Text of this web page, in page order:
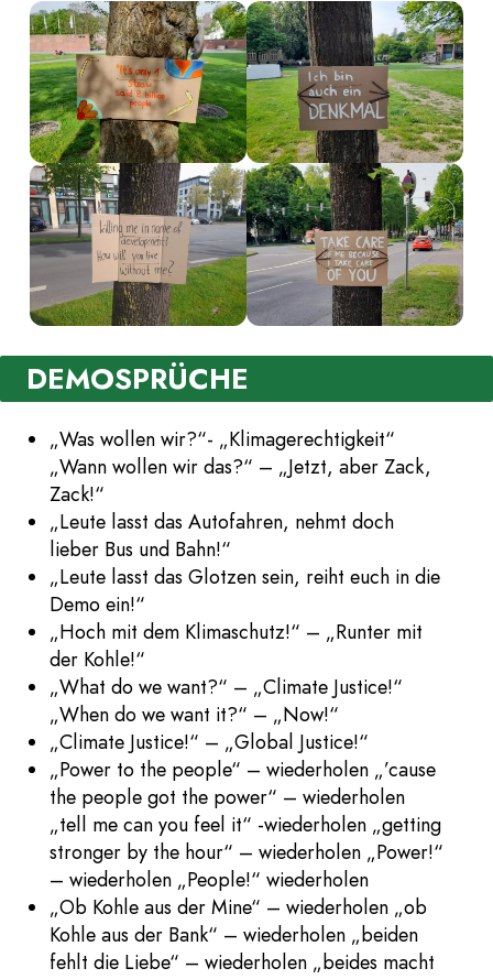
DEMOSPRÜCHE
„Was wollen wir?“- „Klimagerechtigkeit“
„Wann wollen wir das?“ – „Jetzt, aber Zack,
Zack!“
„Leute lasst das Autofahren, nehmt doch
lieber Bus und Bahn!“
„Leute lasst das Glotzen sein, reiht euch in die
Demo ein!“
„Hoch mit dem Klimaschutz!“ – „Runter mit
der Kohle!“
„What do we want?“ – „Climate Justice!“
„When do we want it?“ – „Now!“
„Climate Justice!“ – „Global Justice!“
„Power to the people“ – wiederholen „’cause
the people got the power“ – wiederholen
„tell me can you feel it“ -wiederholen „getting
stronger by the hour“ – wiederholen „Power!“
– wiederholen „People!“ wiederholen
„Ob Kohle aus der Mine“ – wiederholen „ob
Kohle aus der Bank“ – wiederholen „beiden
fehlt die Liebe“ – wiederholen „beides macht